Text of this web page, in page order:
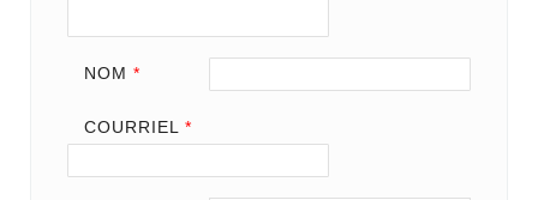
NOM *
COURRIEL *